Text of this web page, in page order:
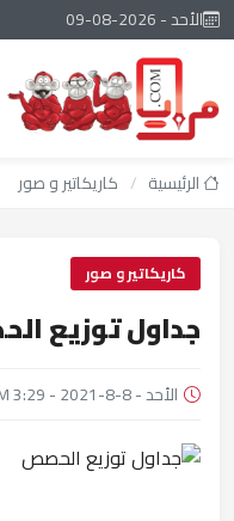
الأحد - 2026-08-09
الرئيسية / كاريكاتير و صور
كاريكاتير و صور
جداول توزيع
الأحد - 8-8-2021 - 3:29 PM